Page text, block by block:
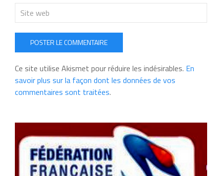
POSTER LE COMMENTAIRE
Ce site utilise Akismet pour réduire les indésirables. En
savoir plus sur la façon dont les données de vos
commentaires sont traitées.